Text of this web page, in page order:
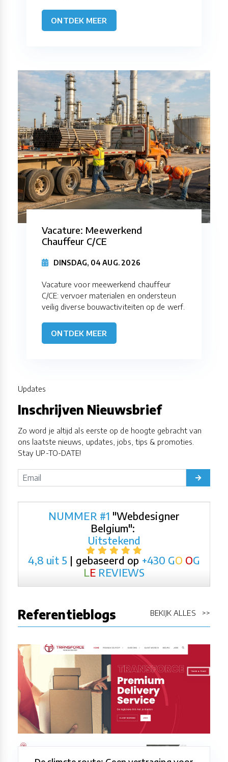
ONTDEK MEER
Vacature: Meewerkend
Chauffeur C/CE
DINSDAG, 04 AUG. 2026
Vacature voor meewerkend chauffeur
C/CE: vervoer materialen en ondersteun
veilig diverse bouwactiviteiten op de werf.
ONTDEK MEER
Updates
Inschrijven Nieuwsbrief
Zo word je altijd als eerste op de hoogte gebracht van
ons laatste nieuws, updates, jobs, tips & promoties.
Stay UP-TO-DATE!
NUMMER #1 "Webdesigner
Belgium":
Uitstekend
4,8 uit 5 | gebaseerd op +430 GO OG
L E REVIEWS
Referentieblogs BEKIJK ALLES >>